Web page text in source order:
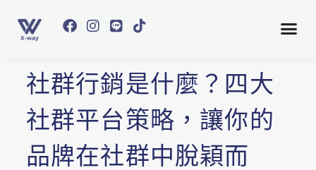
社群行銷是什麼？四大
社群平台策略，讓你的
品牌在社群中脫穎而